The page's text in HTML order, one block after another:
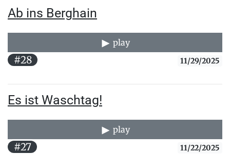
Ab ins Berghain
play
#28 11/29/2025
Es ist Waschtag!
play
#27 11/22/2025